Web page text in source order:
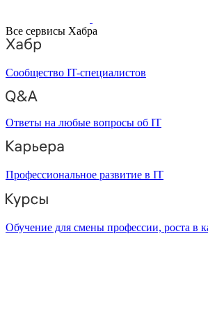
Все сервисы Хабра
Сообщество IT-специалистов
Ответы на любые вопросы об IT
Профессиональное развитие в IT
Обучение для смены профессии, роста в